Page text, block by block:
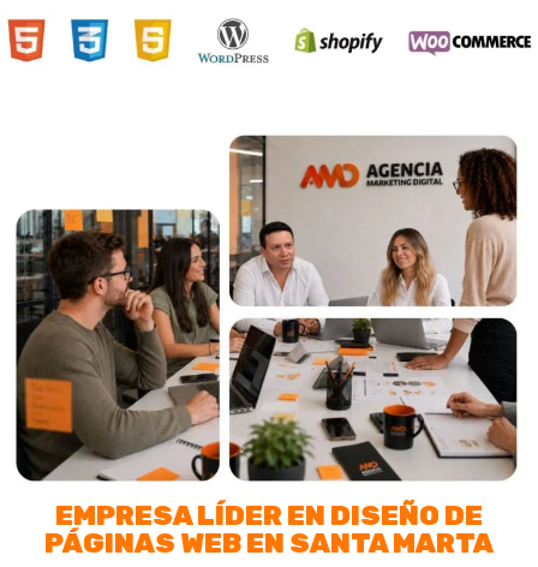
EMPRESA LÍDER EN DISEÑO DE
PÁGINAS WEB EN SANTA MARTA